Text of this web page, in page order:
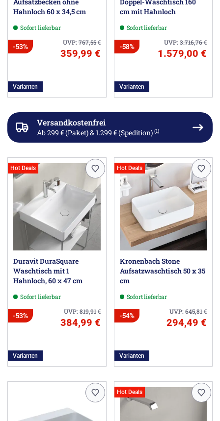
Hahnloch 60 x 34,5 cm
Sofort lieferbar
UVP:767,55€
-53%
359,99 €
Varianten
cm mit Hahnloch
Sofort lieferbar
UVP:3.716,76€
-58%
1.579,00 €
Varianten
Versandkostenfrei
Ab 299 € (Paket) & 1.299 € (Spedition) (1)
Hot Deals
Duravit DuraSquare
Waschtisch mit 1
Hahnloch, 60 x 47 cm
Sofort lieferbar
UVP:819,91€
-53%
384,99 €
Varianten
Hot Deals
Kronenbach Stone
Aufsatzwaschtisch 50 x 35
cm
Sofort lieferbar
UVP:645,81€
-54%
294,49 €
Varianten
Hot Deals